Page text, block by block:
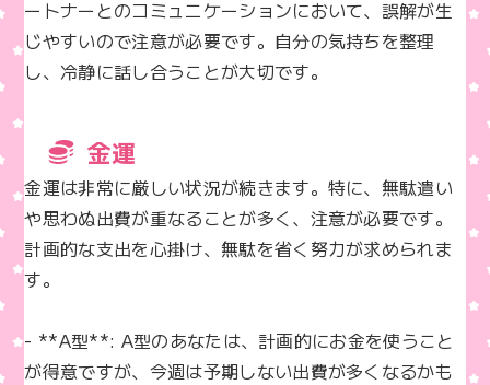
ートナーとのコミュニケーションにおいて、誤解が生
じやすいので注意が必要です。自分の気持ちを整理
し、冷静に話し合うことが大切です。
金運
金運は非常に厳しい状況が続きます。特に、無駄遣い
や思わぬ出費が重なることが多く、注意が必要です。
計画的な支出を心掛け、無駄を省く努力が求められま
す。
- **A型**: A型のあなたは、計画的にお金を使うこと
が得意ですが、今週は予期しない出費が多くなるかも